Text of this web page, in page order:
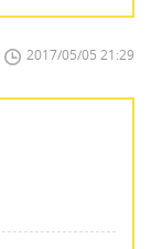
2017/05/05 21:29